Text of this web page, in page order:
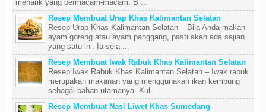
menarik yang bermacam-macam. B ...
Resep Membuat Urap Khas Kalimantan Selatan
Resep Urap Khas Kalimantan Selatan – Bila Anda makan
ayam goreng atau ayam panggang, pasti akan ada sajian
yang satu ini. Ia sela ...
Resep Membuat Iwak Rabuk Khas Kalimantan Selatan
Resep Iwak Rabuk Khas Kalimantan Selatan – Iwak rabuk
merupakan makanan yang menggunakan ikan kembung
sebagai bahan utamanya. Kul ...
Resep Membuat Nasi Liwet Khas Sumedang